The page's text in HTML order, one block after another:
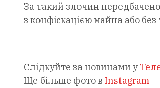
За такий злочин
з конфіскацією майна або без
Слідкуйте за новинами у
Ще більше фото в Instagram